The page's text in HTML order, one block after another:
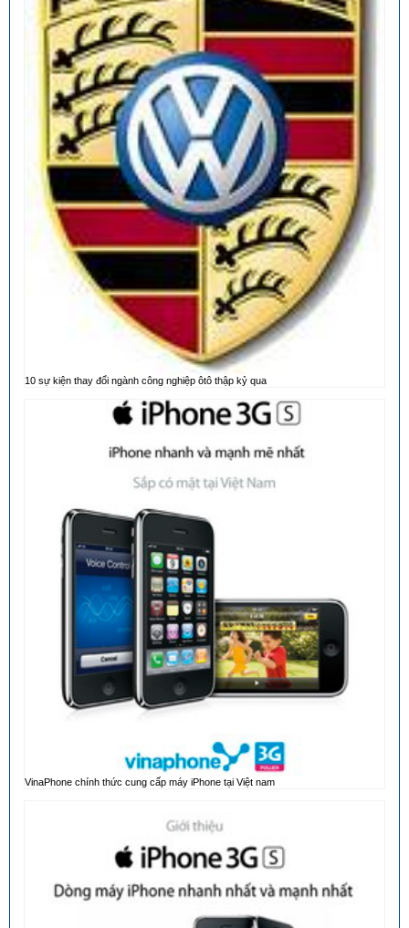
10 sự kiện thay đổi ngành công nghiệp ôtô thập kỷ qua
VinaPhone chính thức cung cấp máy iPhone tại Việt nam